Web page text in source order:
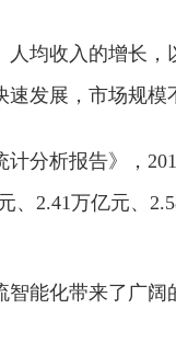
均收入的增长
发展，市场规模
分析报告》，
、2.41万亿元、
能化带来了广阔